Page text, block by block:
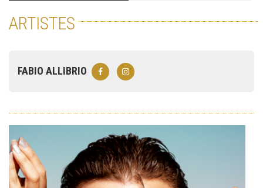
ARTISTES
FABIO ALLIBRIO